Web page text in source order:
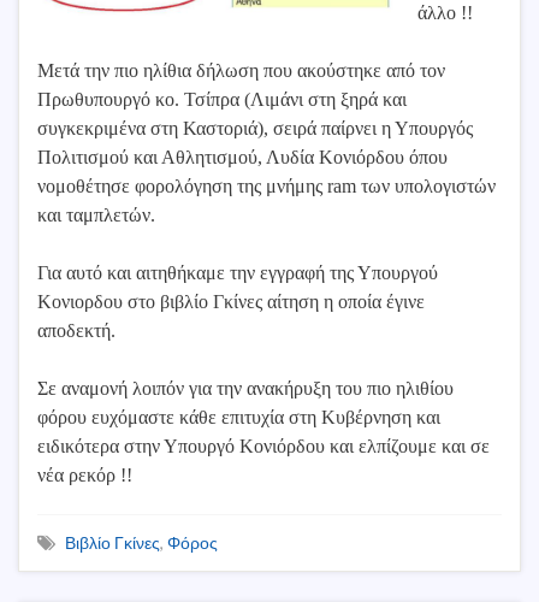
άλλο !!
Μετά την πιο ηλίθια δήλωση που ακούστηκε από τον
Πρωθυπουργό κο. Τσίπρα (Λιμάνι στη ξηρά και
συγκεκριμένα στη Καστοριά), σειρά παίρνει η Υπουργός
Πολιτισμού και Αθλητισμού, Λυδία Κονιόρδου όπου
νομοθέτησε φορολόγηση της μνήμης ram των υπολογιστών
και ταμπλετών.
Για αυτό και αιτηθήκαμε την εγγραφή της Υπουργού
Κονιορδου στο βιβλίο Γκίνες αίτηση η οποία έγινε
αποδεκτή.
Σε αναμονή λοιπόν για την ανακήρυξη του πιο ηλιθίου
φόρου ευχόμαστε κάθε επιτυχία στη Κυβέρνηση και
ειδικότερα στην Υπουργό Κονιόρδου και ελπίζουμε και σε
νέα ρεκόρ !!
Βιβλίο Γκίνες, Φόρος